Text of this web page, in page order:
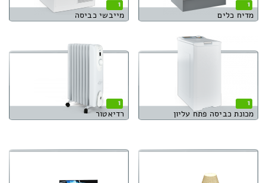
1
מדיח כלים
1
מייבשי כביסה
1
מכונת כביסה פתח עליון
1
רדיאטור